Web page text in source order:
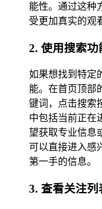
能性。通过这种
受更加真实的观
2. 使用搜索
如果想找到特定
能。在首页顶部
键词，点击搜索
中包括当前正在
望获取专业信息
可以直接进入感
第一手的信息。
3. 查看关注